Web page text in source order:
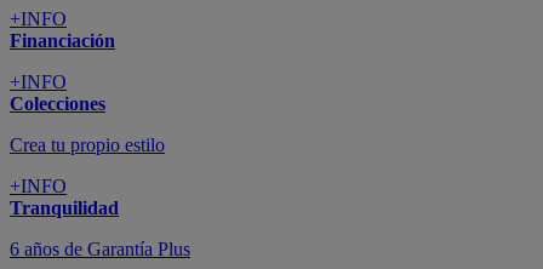
+INFO
Financiación
+INFO
Colecciones
Crea tu propio estilo
+INFO
Tranquilidad
6 años de Garantía Plus